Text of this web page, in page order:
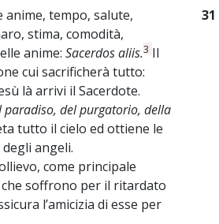
tempo, salute,
stima, comodità,
anime: Sacerdos aliis.3 Il
cui sacrificherà tutto:
là arrivi il Sacerdote.
paradiso, del purgatorio, della
tutto il cielo ed ottiene le
angeli.
come principale
soffrono per il ritardato
l’amicizia di esse per
31